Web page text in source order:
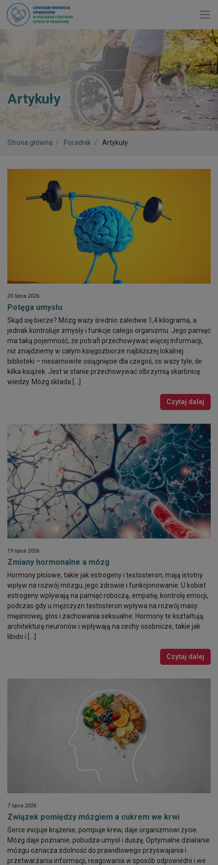
Artykuły
Strona główna Poradnik Artykuły
20 lipca 2026
Potęga umysłu
Skąd się bierze? Mózg waży średnio zaledwie 1,4 kilograma, a
jednak kontroluje zmysły i funkcje całego organizmu. Jego pamięć
ma taką pojemność, że potrafi przechowywać więcej informacji,
niż znajdziemy w całym księgozbiorze najbliższej lokalnej
biblioteki – niesamowite osiągnięcie dla czegoś, co waży tyle, ile
kilka książek. Jest w stanie przechowywać olbrzymią skarbnicę
wiedzy. Mózg składa […]
Czytaj dalej
19 lipca 2026
Zmiany hormonalne a mózg
Hormony płciowe, takie jak estrogeny i testosteron, mają istotny
wpływ na rozwój mózgu, jego zdrowie i funkcjonowanie. U kobiet
estrogeny wpływają na pamięć roboczą, empatię, kontrolę emocji,
podczas gdy u mężczyzn testosteron wpływa na rozwój masy
mięśniowej, głos i zachowania seksualne. Hormony te kształtują
architekturę neuronów i wpływają na cechy osobnicze, takie jak
libido i […]
Czytaj dalej
7 lipca 2026
Związek pomiędzy mózgiem a cukrem we krwi
Serce inicjuje krążenie, pompuje krew, daje organizmowi życie.
Mózg daje poznanie, pobudza umysł i duszę. Optymalne działanie
mózgu oznacza zdolność do prawidłowego przyswajania i
przetwarzania informacji, reagowania w sposób odpowiedni i we